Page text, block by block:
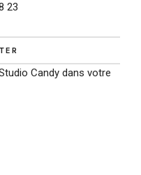
23
Candy dans votre